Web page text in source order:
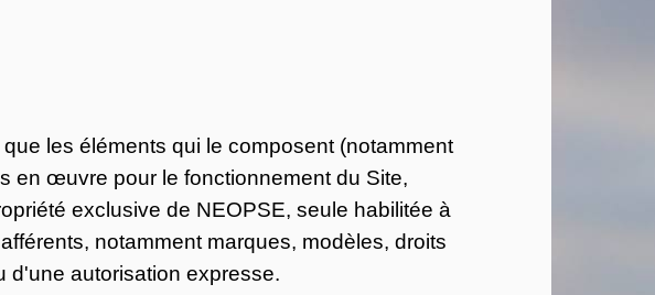
les éléments qui le composent (notamment
en œuvre pour le fonctionnement du Site,
exclusive de NEOPSE, seule habilitée à
notamment marques, modèles, droits
d'une autorisation expresse.